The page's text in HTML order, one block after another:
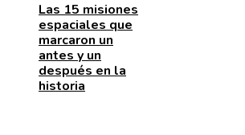
Las 15 misiones
espaciales que
marcaron un
antes y un
después en la
historia